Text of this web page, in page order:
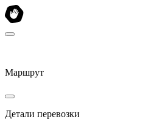
Маршрут
Детали перевозки